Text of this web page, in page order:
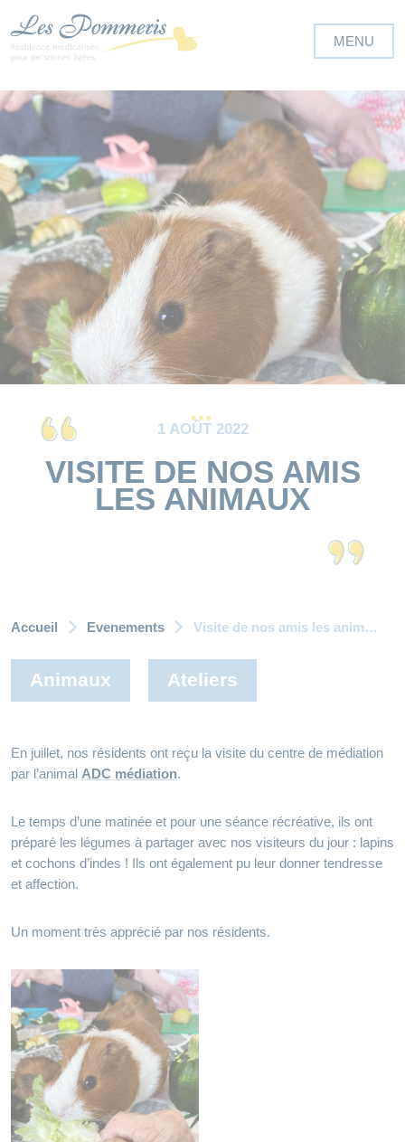
1 AOÛT 2022
VISITE DE NOS AMIS
LES ANIMAUX
Accueil Evenements Visite de nos amis les animaux
Animaux Ateliers
En juillet, nos résidents ont reçu la visite du centre de médiation
par l’animal ADC médiation.
Le temps d’une matinée et pour une séance récréative, ils ont
préparé les légumes à partager avec nos visiteurs du jour : lapins
et cochons d’indes ! Ils ont également pu leur donner tendresse
et affection.
Un moment très apprécié par nos résidents.
Panneau de gestion des cookies